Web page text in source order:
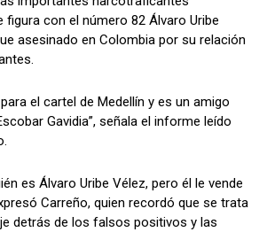
con el número 82 Álvaro Uribe
asesinado en Colombia por su relación
el cartel de Medellín y es un amigo
Gavidia”, señala el informe leído
es Álvaro Uribe Vélez, pero él le vende
Carreño, quien recordó que se trata
detrás de los falsos positivos y las